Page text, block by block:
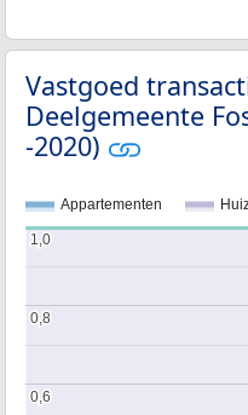
Vastgoed
Deelgemeente
-2020)
Appartementen
0,6
0,6
0,8
0,8
1,0
1,0